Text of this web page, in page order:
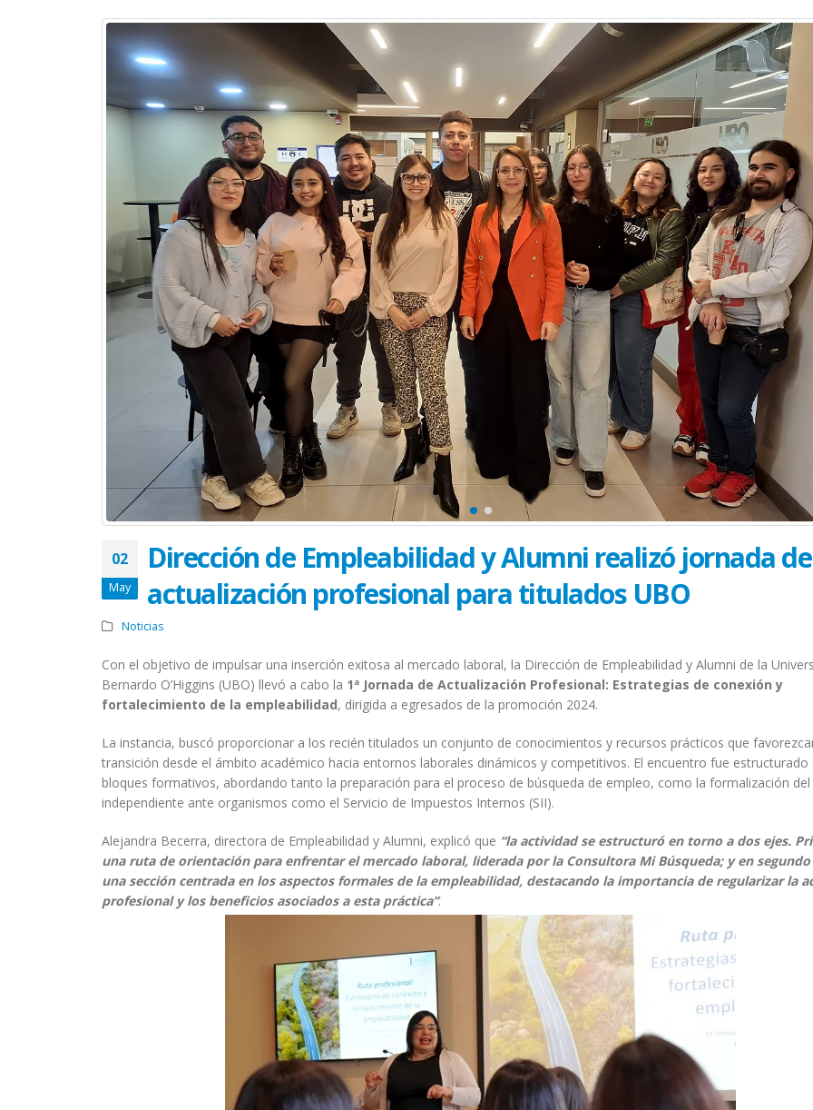
02
May
Dirección de Empleabilidad y Alumni realizó jornada de
actualización profesional para titulados UBO
Noticias
Con el objetivo de impulsar una inserción exitosa al mercado laboral, la Dirección de Empleabilidad y Alumni de la
Bernardo O’Higgins (UBO) llevó a cabo la 1ª Jornada de Actualización Profesional: Estrategias de conexión y
fortalecimiento de la empleabilidad, dirigida a egresados de la promoción 2024.
La instancia, buscó proporcionar a los recién titulados un conjunto de conocimientos y recursos prácticos que
transición desde el ámbito académico hacia entornos laborales dinámicos y competitivos. El encuentro fue estructurado
bloques formativos, abordando tanto la preparación para el proceso de búsqueda de empleo, como la formalización
independiente ante organismos como el Servicio de Impuestos Internos (SII).
Alejandra Becerra, directora de Empleabilidad y Alumni, explicó que “la actividad se estructuró en torno a dos ejes.
una ruta de orientación para enfrentar el mercado laboral, liderada por la Consultora Mi Búsqueda; y en
una sección centrada en los aspectos formales de la empleabilidad, destacando la importancia de regularizar la
profesional y los beneficios asociados a esta práctica”.